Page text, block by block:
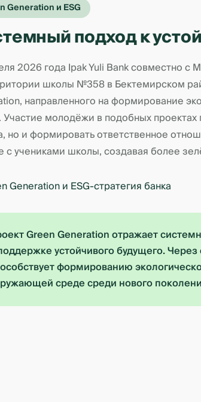
Generation и ESG
подход к
2026 года Ipak Yuli Bank совместно
школы №358 в Бектемирском
направленного на формирование
молодёжи в подобных проектах
но и формировать ответственное
с учениками школы, создавая более
Green Generation отражает
устойчивого будущего.
формированию
среде среди нового